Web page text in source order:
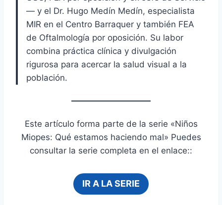
— y el Dr. Hugo Medín Medín, especialista
MIR en el Centro Barraquer y también FEA
de Oftalmología por oposición. Su labor
combina práctica clínica y divulgación
rigurosa para acercar la salud visual a la
población.
Este artículo forma parte de la serie «Niños
Miopes: Qué estamos haciendo mal» Puedes
consultar la serie completa en el enlace::
IR A LA SERIE